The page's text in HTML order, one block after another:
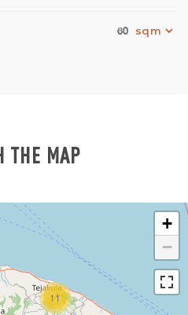
60
THE MAP
11
+
−